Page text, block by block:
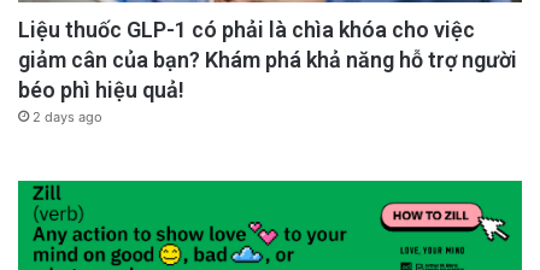
Liệu thuốc GLP-1 có phải là chìa khóa cho việc
giảm cân của bạn? Khám phá khả năng hỗ trợ người
béo phì hiệu quả!
2 days ago